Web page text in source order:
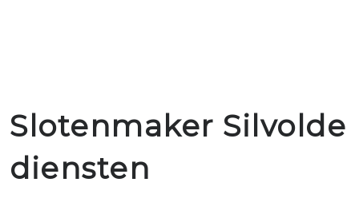
Slotenmaker Silvolde
diensten